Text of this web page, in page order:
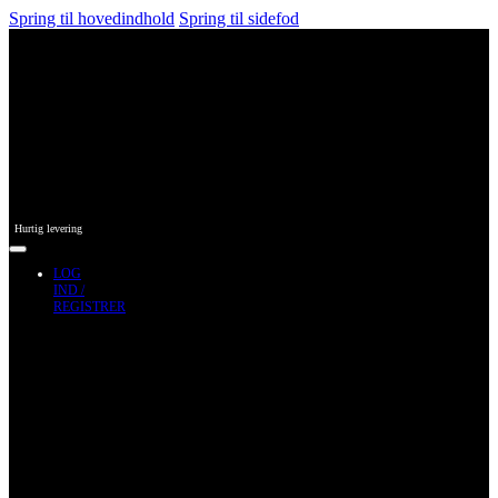
Spring til hovedindhold Spring til sidefod
Hurtig levering
LOG
IND /
REGISTRER